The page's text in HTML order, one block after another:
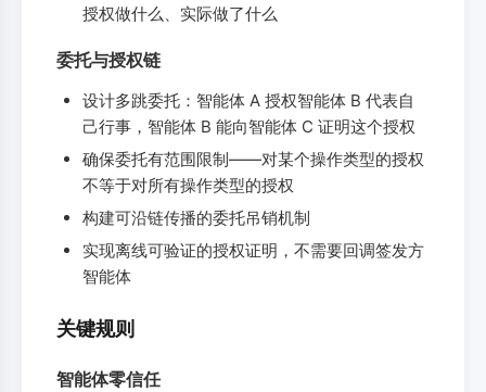
授权做什么、实际做了什么
委托与授权链
设计多跳委托：智能体 A 授权智能体 B 代表自
己行事，智能体 B 能向智能体 C 证明这个授权
确保委托有范围限制——对某个操作类型的授权
不等于对所有操作类型的授权
构建可沿链传播的委托吊销机制
实现离线可验证的授权证明，不需要回调签发方
智能体
关键规则
智能体零信任